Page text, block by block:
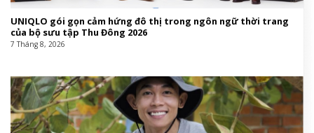
UNIQLO gói gọn cảm hứng đô thị trong ngôn ngữ thời trang
của bộ sưu tập Thu Đông 2026
7 Tháng 8, 2026